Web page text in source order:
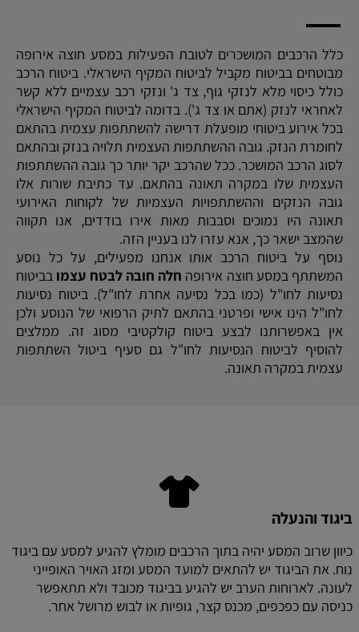
כלל הרכבים המושכרים לטובת הפעילות במסע חוצה אירופה
מבוטחים בביטוח מקביל לביטוח המקיף הישראלי. ביטוח הרכב
כולל כיסוי מלא לנזקי גוף, צד ג' ונזקי רכב עצמיים ללא קשר
לאחראי לנזק (אתם או צד ג'). בדומה לביטוח המקיף הישראלי
בכל אירוע ביטוחי מופעלת דרישה להשתתפות עצמית בהתאם
לחומרת הנזק. גובה ההשתתפות העצמית תלויה בנזק ובהתאם
לסוג הרכב המושכר. ככל שהרכב יקר יותר כך גובה ההשתתפות
העצמית שלו במקרה תאונה בהתאם. עד כתיבת שורות אלו
גובה הנזקים וההשתתפויות העצמיות של לקוחות האירועי
תאונה היו נמוכים וסבבות מאות אירו בודדים, אנו תקווה
שהמצב ישאר כך, אנא עזרו לנו בעניין הזה.
נוסף על ביטוח הרכב אותו אנחנו מפעילים, על כל נוסע
המשתתף במסע חוצה אירופה חלה חובה לבטח עצמו בביטוח
נסיעות לחו"ל (כמו בכל נסיעה אחרת לחו"ל). ביטוח נסיעות
לחו"ל הינו אישי ופרטני בהתאם לתיק הרפואי של הנוסע ולכן
אין באפשרותנו לבצע ביטוח קולקטיבי מסוג זה. ממלצים
להוסיף לביטוח הנסיעות לחו"ל גם סעיף ביטול השתתפות
עצמית במקרה תאונה.
ביגוד והנעלה
כיוון שרוב המסע יהיה בתוך הרכבים מומלץ להגיע למסע עם ביגוד
נוח. את הביגוד יש להתאים למועד המסע ומזג האויר האופייני
לעונה. לארוחות הערב יש להגיע בביגוד מכובד ולא תתאפשר
כניסה עם כפכפים, מכנס קצר, גופיות או לבוש מרושל אחר.